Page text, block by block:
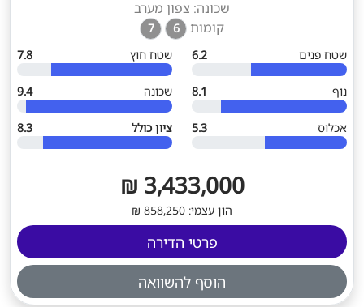
שכונה: צפון מערב
קומות
6
7
שטח פנים
6.2 שטח חוץ 7.8
נוף 8.1 שכונה 9.4
אכלוס 5.3 ציון כולל 8.3
3,433,000 ₪
הון עצמי: 858,250 ₪
פרטי הדירה
הוסף להשוואה